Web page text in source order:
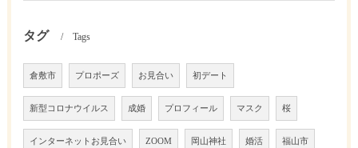
タグ Tags
倉敷市 プロポーズ お見合い 初デート
新型コロナウイルス 成婚 プロフィール マスク 桜
インターネットお見合い ZOOM 岡山神社 婚活 福山市